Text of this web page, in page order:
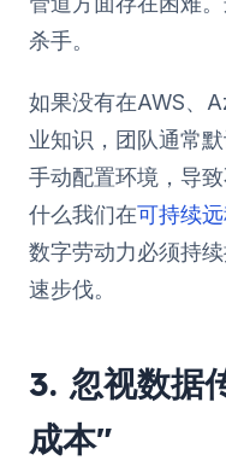
杀手。
如果没有在AWS、
业知识，团队通常
手动配置环境，导
什么我们在可持续
数字劳动力必须持
速步伐。
3. 忽视数据
成本"